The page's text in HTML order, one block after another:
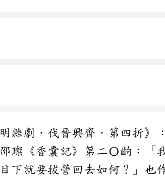
雜劇．伐晉興齊．第四折》
璨《香囊記》第二〇齣：「
下就要拔營回去如何？」也